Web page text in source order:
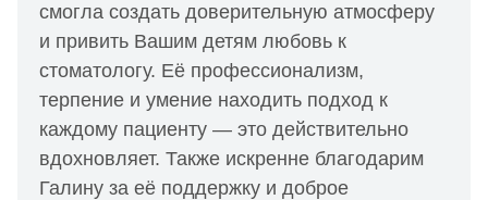
смогла создать доверительную атмосферу
и привить Вашим детям любовь к
стоматологу. Её профессионализм,
терпение и умение находить подход к
каждому пациенту — это действительно
вдохновляет. Также искренне благодарим
Галину за её поддержку и доброе